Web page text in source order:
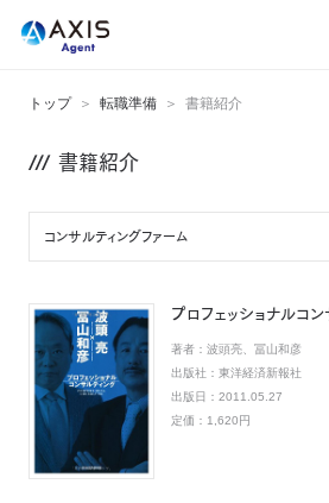
トップ 転職準備 書籍紹介
書籍紹介
コンサルティングファーム
プロフェッショナルコ
著者： 波頭亮、冨山和彦
出版社： 東洋経済新報社
出版日： 2011.05.27
定価： 1,620円